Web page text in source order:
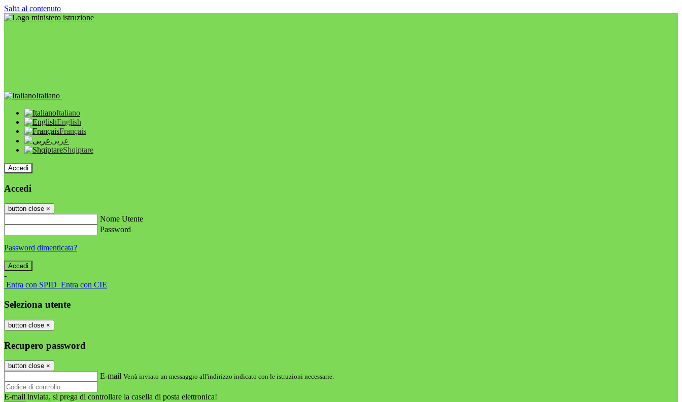
Salta al contenuto
Italiano
Italiano
English
Français
عربى
Shqiptare
Accedi
Accedi
button close ×
Nome Utente
Password
Password dimenticata?
-
Entra con SPID Entra con CIE
Seleziona utente
button close ×
Recupero password
button close ×
E-mail Verrà inviato un messaggio all'indirizzo indicato con le istruzioni necessarie.
E-mail inviata, si prega di controllare la casella di posta elettronica!